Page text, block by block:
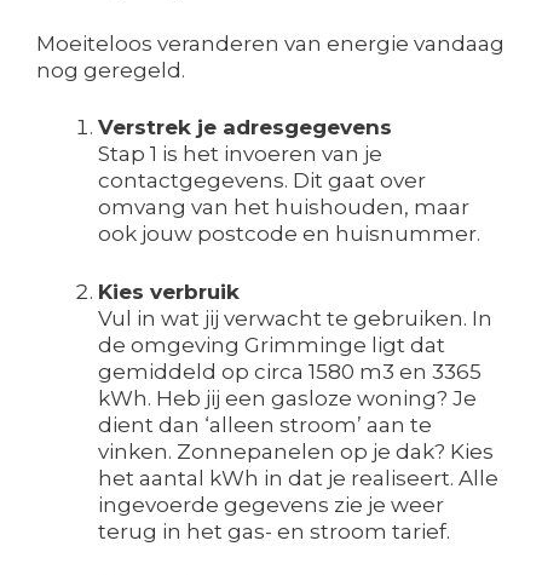
Moeiteloos veranderen van energie vandaag
nog geregeld.
Verstrek je adresgegevens
Stap 1 is het invoeren van je
contactgegevens. Dit gaat over
omvang van het huishouden, maar
ook jouw postcode en huisnummer.
Kies verbruik
Vul in wat jij verwacht te gebruiken. In
de omgeving Grimminge ligt dat
gemiddeld op circa 1580 m3 en 3365
kWh. Heb jij een gasloze woning? Je
dient dan ‘alleen stroom’ aan te
vinken. Zonnepanelen op je dak? Kies
het aantal kWh in dat je realiseert. Alle
ingevoerde gegevens zie je weer
terug in het gas- en stroom tarief.